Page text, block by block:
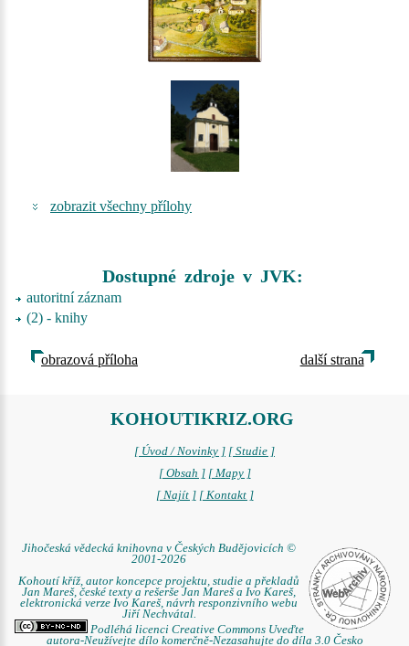
zobrazit všechny přílohy
Dostupné zdroje v JVK:
autoritní záznam
(2) - knihy
obrazová příloha další strana
KOHOUTIKRIZ.ORG
[ Úvod / Novinky ] [ Studie ]
[ Obsah ] [ Mapy ]
[ Najít ] [ Kontakt ]
Jihočeská vědecká knihovna v Českých Budějovicích ©
2001-2026
Kohoutí kříž, autor koncepce projektu, studie a překladů
Jan Mareš, české texty a rešerše Jan Mareš a Ivo Kareš,
elektronická verze Ivo Kareš, návrh responzivního webu
Jiří Nechvátal.
Podléhá licenci Creative Commons Uveďte
autora-Neužívejte dílo komerčně-Nezasahujte do díla 3.0 Česko